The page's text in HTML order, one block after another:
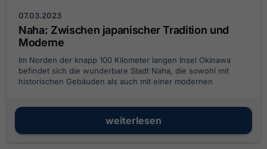
07.03.2023
Naha: Zwischen japanischer Tradition und
Moderne
Im Norden der knapp 100 Kilometer langen Insel Okinawa
befindet sich die wunderbare Stadt Naha, die sowohl mit
historischen Gebäuden als auch mit einer modernen
weiterlesen